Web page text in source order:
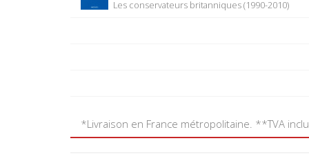
Les conservateurs britanniques (1990-2010)
*Livraison en France métropolitaine. **TVA